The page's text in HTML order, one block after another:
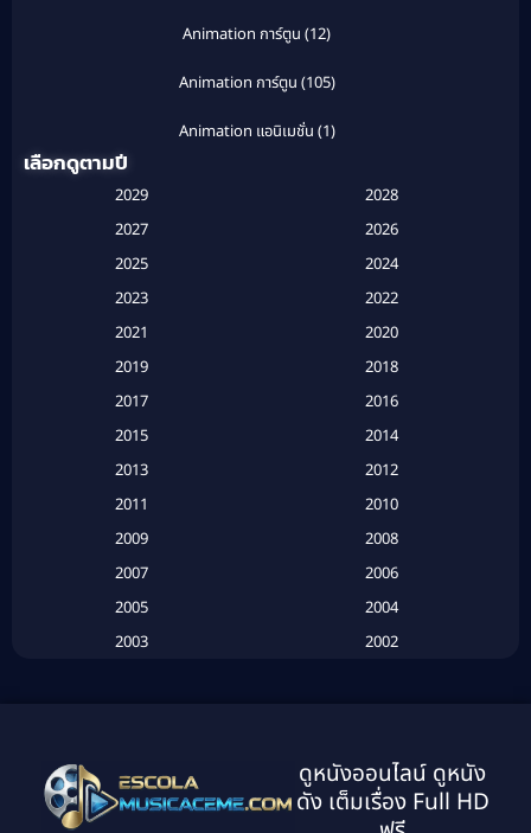
Animation การ์ตูน (12)
Animation การ์ตูน (105)
Animation แอนิเมชั่น (1)
Based on a True Story สร้างจากเรื่องจริง(2)
Based on a True Story เรื่องจริง (20)
Based on a True Story เรื่องจริง (16)
(134)
Classic หนังคลาสสิก(21)
เลือกดูตามปี
2029
2028
2027
2026
2025
2024
2023
2022
2021
2020
2019
2018
2017
2016
2015
2014
2013
2012
2011
2010
2009
2008
2007
2006
2005
2004
2003
2002
1995
1994
1993
1992
ดูหนังออนไลน์ ดูหนัง
ดัง เต็มเรื่อง Full HD